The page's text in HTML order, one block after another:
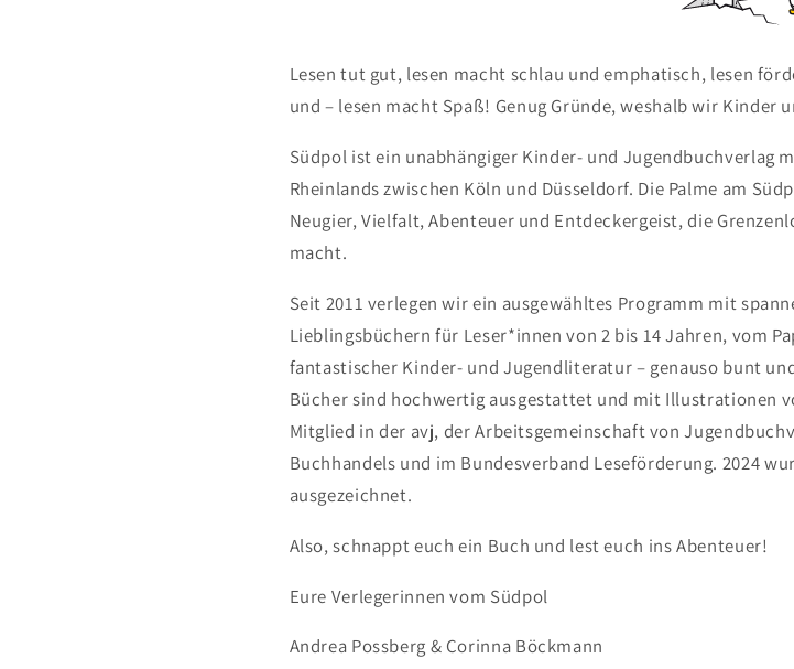
Lesen tut gut, lesen macht schlau und emphatisch, lesen
und – lesen macht Spaß! Genug Gründe, weshalb wir Kinder
Südpol ist ein unabhängiger Kinder- und Jugendbuchverlag
Rheinlands zwischen Köln und Düsseldorf. Die Palme am
Neugier, Vielfalt, Abenteuer und Entdeckergeist, die
macht.
Seit 2011 verlegen wir ein ausgewähltes Programm mit
Lieblingsbüchern für Leser*innen von 2 bis 14 Jahren, vom
fantastischer Kinder- und Jugendliteratur – genauso bunt
Bücher sind hochwertig ausgestattet und mit Illustrationen
Mitglied in der avj, der Arbeitsgemeinschaft von
Buchhandels und im Bundesverband Leseförderung. 2024
ausgezeichnet.
Also, schnappt euch ein Buch und lest euch ins Abenteuer!
Eure Verlegerinnen vom Südpol
Andrea Possberg & Corinna Böckmann